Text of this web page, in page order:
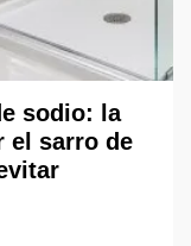
sodio: la
el sarro de